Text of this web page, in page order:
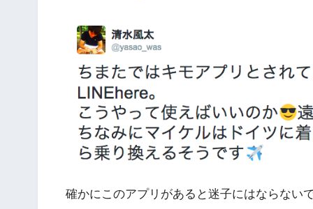
確かにこのアプリがあると迷子にはならない